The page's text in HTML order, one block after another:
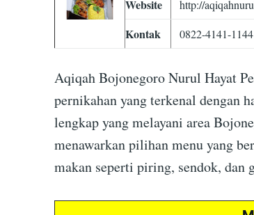
Website
http://
Kontak 0822-4141-1144
Aqiqah Bojonegoro Nurul Hayat
pernikahan yang terkenal dengan
lengkap yang melayani area
menawarkan pilihan menu yang
makan seperti piring, sendok, dan